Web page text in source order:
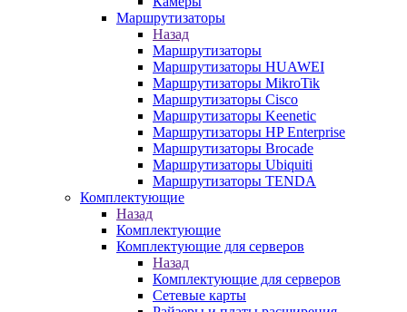
Маршрутизаторы
Назад
Маршрутизаторы
Маршрутизаторы HUAWEI
Маршрутизаторы MikroTik
Маршрутизаторы Cisco
Маршрутизаторы Keenetic
Маршрутизаторы HP Enterprise
Маршрутизаторы Brocade
Маршрутизаторы Ubiquiti
Маршрутизаторы TENDA
Комплектующие
Назад
Комплектующие
Комплектующие для серверов
Назад
Комплектующие для серверов
Сетевые карты